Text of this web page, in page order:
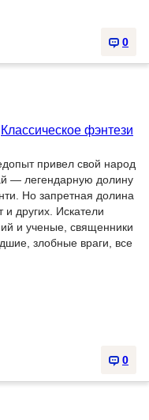
0
Классическое фэнтези
привел свой народ
— легендарную долину
Но запретная долина
и других. Искатели
и ученые, священники
злобные враги, все
0